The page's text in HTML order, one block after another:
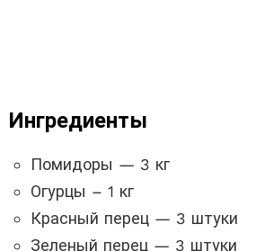
Ингредиенты
Помидоры — 3 кг
Огурцы – 1 кг
Красный перец — 3 штуки
Зеленый перец — 3 штуки